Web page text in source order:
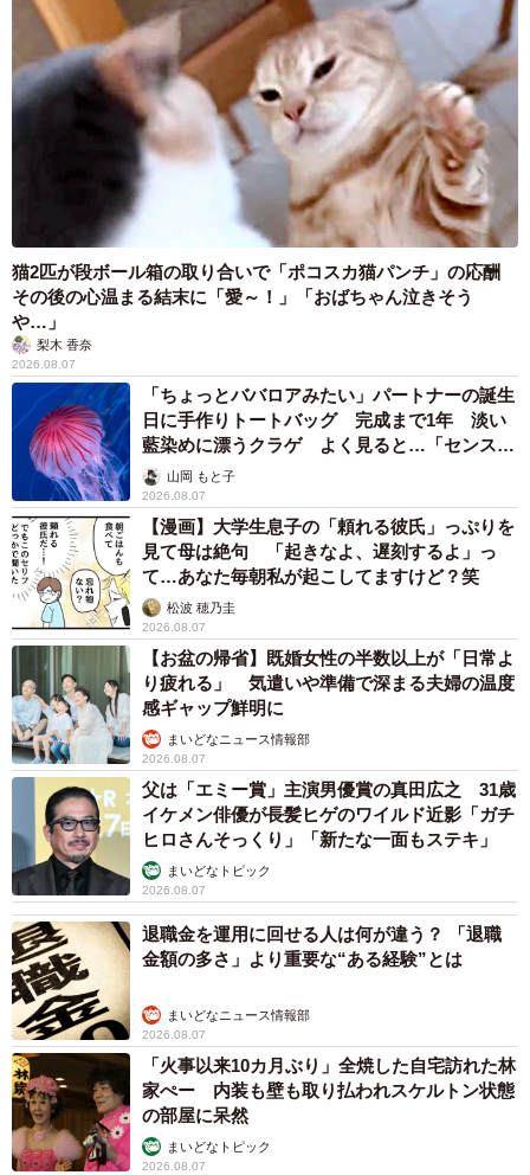
猫2匹が段ボール箱の取り合いで「ポコスカ猫パンチ」の応酬
その後の心温まる結末に「愛～！」「おばちゃん泣きそう
や…」
梨木 香奈
2026.08.07
「ちょっとババロアみたい」パートナーの誕生
日に手作りトートバッグ 完成まで1年 淡い
藍染めに漂うクラゲ よく見ると…「センスす
ごい」山岡 もと子
2026.08.07
【漫画】大学生息子の「頼れる彼氏」っぷりを
見て母は絶句 「起きなよ、遅刻するよ」っ
て…あなた毎朝私が起こしてますけど？笑
松波 穂乃圭
2026.08.07
【お盆の帰省】既婚女性の半数以上が「日常よ
り疲れる」 気遣いや準備で深まる夫婦の温度
感ギャップ鮮明に
まいどなニュース情報部
2026.08.07
父は「エミー賞」主演男優賞の真田広之 31歳
イケメン俳優が長髪ヒゲのワイルド近影「ガチ
ヒロさんそっくり」「新たな一面もステキ」
まいどなトピック
2026.08.07
退職金を運用に回せる人は何が違う？ 「退職
金額の多さ」より重要な“ある経験”とは
まいどなニュース情報部
2026.08.07
「火事以来10カ月ぶり」全焼した自宅訪れた林
家ぺー 内装も壁も取り払われスケルトン状態
の部屋に呆然
まいどなトピック
2026.08.07